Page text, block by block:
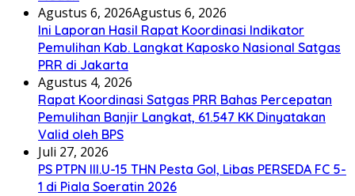
Agustus 6, 2026Agustus 6, 2026
Ini Laporan Hasil Rapat Koordinasi Indikator
Pemulihan Kab. Langkat Kaposko Nasional Satgas
PRR di Jakarta
Agustus 4, 2026
Rapat Koordinasi Satgas PRR Bahas Percepatan
Pemulihan Banjir Langkat, 61.547 KK Dinyatakan
Valid oleh BPS
Juli 27, 2026
PS PTPN III.U-15 THN Pesta Gol, Libas PERSEDA FC 5-
1 di Piala Soeratin 2026